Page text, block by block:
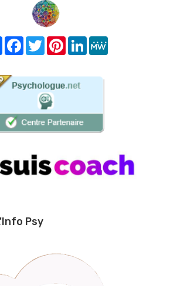
Share FacebookTwitterPinterest
LinkedIn
Psy